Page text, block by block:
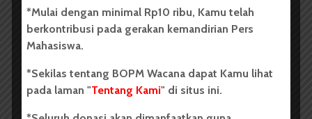
PEKSIMIDA 2026
Dark Mode | Moda Gelap
Redaksi 2 menit waktu baca
*Mulai dengan minimal Rp10 ribu, Kamu telah
berkontribusi pada gerakan kemandirian Pers
Mahasiswa.
*Sekilas tentang BOPM Wacana dapat Kamu lihat
pada laman "Tentang Kami" di situs ini.